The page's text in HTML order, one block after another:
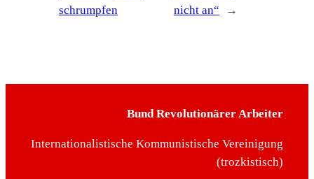
schrumpfen
nicht an“
→
Bund Revolutionärer Arbeiter
Internationalistische Kommunistische Vereinigung
(trozkistisch)